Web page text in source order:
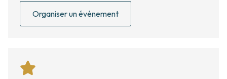
Organiser un événement